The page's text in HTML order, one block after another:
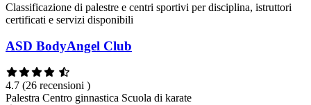
Classificazione di palestre e centri sportivi per disciplina, istruttori
certificati e servizi disponibili
ASD BodyAngel Club
4.7 (26 recensioni )
Palestra Centro ginnastica Scuola di karate